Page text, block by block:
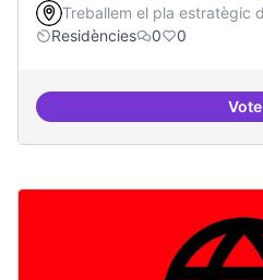
Treballem el pla estratègic
Residències
0 0
Vote